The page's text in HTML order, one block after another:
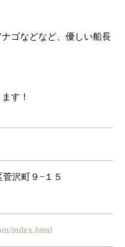
ゴなどなど、優しい船長
す！
沢町９−１５
index.html